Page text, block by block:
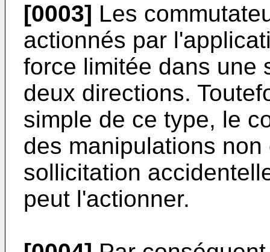
[0003] Les
actionnés par
force limitée dans une
deux directions.
simple de ce type, le
des manipulations
sollicitation
peut l'actionner.